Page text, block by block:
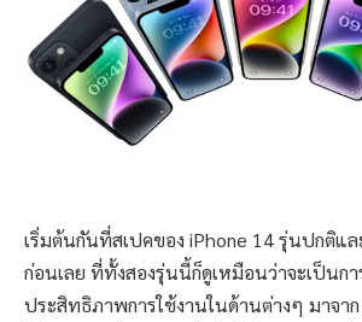
เริ่มต้นกันที่สเปคของ iPhone 14 รุ่นปกติแ
ก่อนเลย ที่ทั้งสองรุ่นนี้ก็ดูเหมือนว่าจะเป็นกา
ประสิทธิภาพการใช้งานในด้านต่างๆ มาจาก